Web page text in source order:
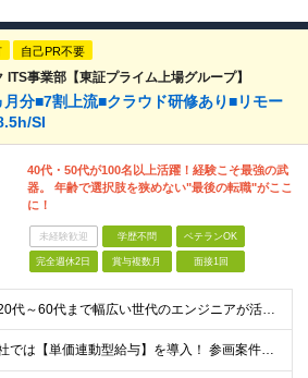
自己PR不要
事業部【東証プライム上場グループ】
分■7割上流■クラウド研修あり■リモー
SI
40代・50代が100名以上活躍！経験こそ最強の武
器。 年齢で選択肢を狭めない"最後の転職"がここ
に！
未経験歓迎 学歴不問 ベテランOK
完全週休2日 賞与複数月 面接1回
【20代～60代まで幅広い世代のエンジニアが活躍してます】 ■学歴不問 ■転職回数不問 ■開発経験（年数不問）をお持ちの方
当社では【単価連動型給与】を導入！ 参画案件の契約単価に連動して給与が決定。 還元率は単価の【70％～80％】と東証プライム上場グループとして高水準です！（社会保険料・教育コスト含む） ■関東：月給